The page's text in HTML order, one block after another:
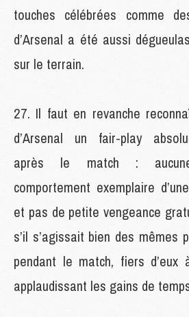
touches célébrées comme
d’Arsenal a été aussi
sur le terrain.
Il faut en revanche
d’Arsenal un fair-play
après le match :
comportement exemplaire
et pas de petite vengeance
s’il s’agissait bien des mêmes
pendant le match, fiers d’eux
applaudissant les gains de